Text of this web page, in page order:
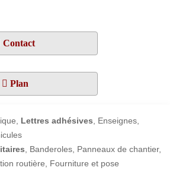
Contact
Plan
Lettres adhésives, Enseignes,
, Banderoles, Panneaux de chantier,
routière, Fourniture et pose